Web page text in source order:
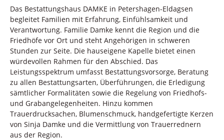
Das Bestattungshaus DAMKE in Petershagen-Eldagsen
begleitet Familien mit Erfahrung, Einfühlsamkeit und
Verantwortung. Familie Damke kennt die Region und die
Friedhöfe vor Ort und steht Angehörigen in schweren
Stunden zur Seite. Die hauseigene Kapelle bietet einen
würdevollen Rahmen für den Abschied. Das
Leistungsspektrum umfasst Bestattungsvorsorge, Beratung
zu allen Bestattungsarten, Überführungen, die Erledigung
sämtlicher Formalitäten sowie die Regelung von Friedhofs-
und Grabangelegenheiten. Hinzu kommen
Trauerdrucksachen, Blumenschmuck, handgefertigte Kerzen
von Sinja Damke und die Vermittlung von Trauerrednern
aus der Region.